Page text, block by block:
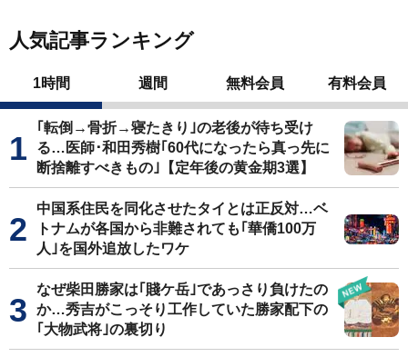
人気記事ランキング
1時間 週間 無料会員 有料会員
｢転倒→骨折→寝たきり｣の老後が待ち受け
る…医師･和田秀樹｢60代になったら真っ先に
断捨離すべきもの｣【定年後の黄金期3選】
中国系住民を同化させたタイとは正反対…ベ
トナムが各国から非難されても｢華僑100万
人｣を国外追放したワケ
なぜ柴田勝家は｢賤ケ岳｣であっさり負けたの
か…秀吉がこっそり工作していた勝家配下の
｢大物武将｣の裏切り